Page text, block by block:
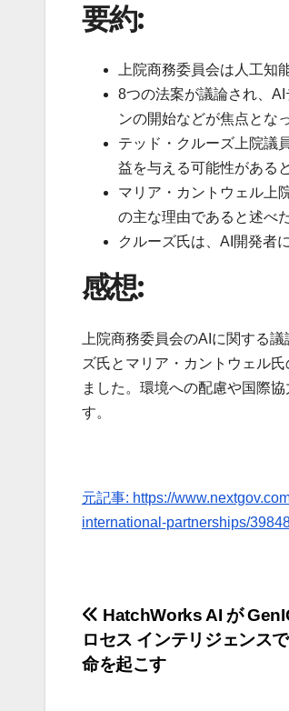
要約:
上院商務委員会は人工知
8つの法案が議論され、
ンの開始などが焦点とな
テッド・クルーズ上院議
益を与える可能性がある
マリア・カントウェル上
の主な理由であると述べた
クルーズ氏は、AI開発者
感想:
上院商務委員会のAIに関する
ズ氏とマリア・カントウェル
ました。環境への配慮や国際
す。
元記事: https://
international-partnerships/
投
稿
HatchWorks AI が
ロセス インテリジェンス
命を起こす